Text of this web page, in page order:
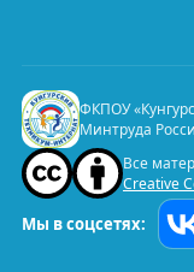
ФКПОУ
Минтруда
Все
Creative
Мы в соцсетях: